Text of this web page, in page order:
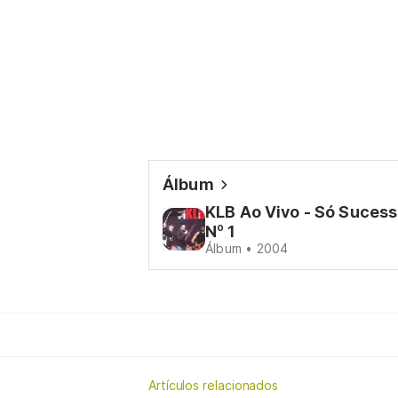
Álbum
KLB Ao Vivo - Só
Nº 1
Álbum • 2004
Artículos relacionados